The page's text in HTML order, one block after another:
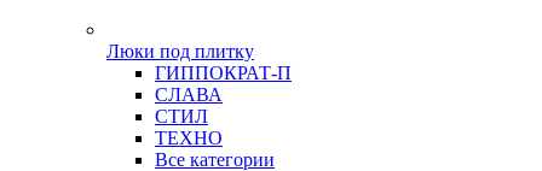
Люки под плитку
ГИППОКРАТ-П
СЛАВА
СТИЛ
ТЕХНО
Все категории